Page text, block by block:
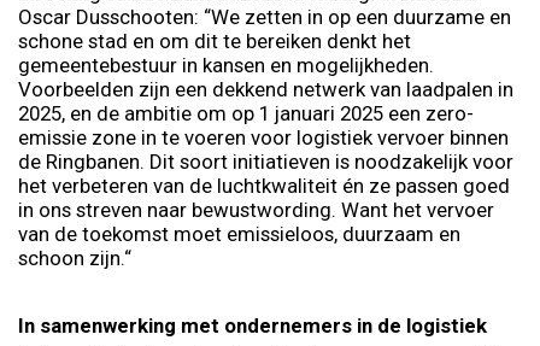
Oscar Dusschooten: “We zetten in op een duurzame en
schone stad en om dit te bereiken denkt het
gemeentebestuur in kansen en mogelijkheden.
Voorbeelden zijn een dekkend netwerk van laadpalen in
2025, en de ambitie om op 1 januari 2025 een zero-
emissie zone in te voeren voor logistiek vervoer binnen
de Ringbanen. Dit soort initiatieven is noodzakelijk voor
het verbeteren van de luchtkwaliteit én ze passen goed
in ons streven naar bewustwording. Want het vervoer
van de toekomst moet emissieloos, duurzaam en
schoon zijn.“
In samenwerking met ondernemers in de logistiek